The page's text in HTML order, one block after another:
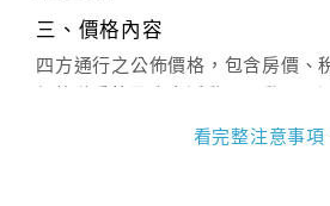
三、價格內容
四方通行之公佈價格，包含房價、
價」之當日價格為標準。
看完整注意事項